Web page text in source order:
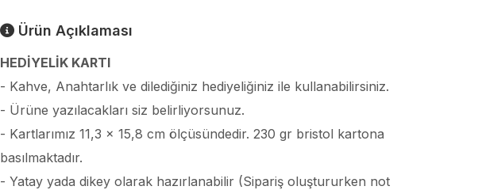
Ürün Açıklaması
HEDİYELİK KARTI
- Kahve, Anahtarlık ve dilediğiniz hediyeliğiniz ile kullanabilirsiniz.
- Ürüne yazılacakları siz belirliyorsunuz.
- Kartlarımız 11,3 x 15,8 cm ölçüsündedir. 230 gr bristol kartona
basılmaktadır.
- Yatay yada dikey olarak hazırlanabilir (Sipariş oluştururken not